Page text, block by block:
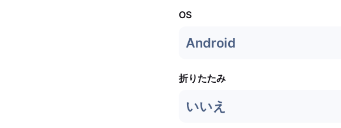
OS
Android
折りたたみ
いいえ